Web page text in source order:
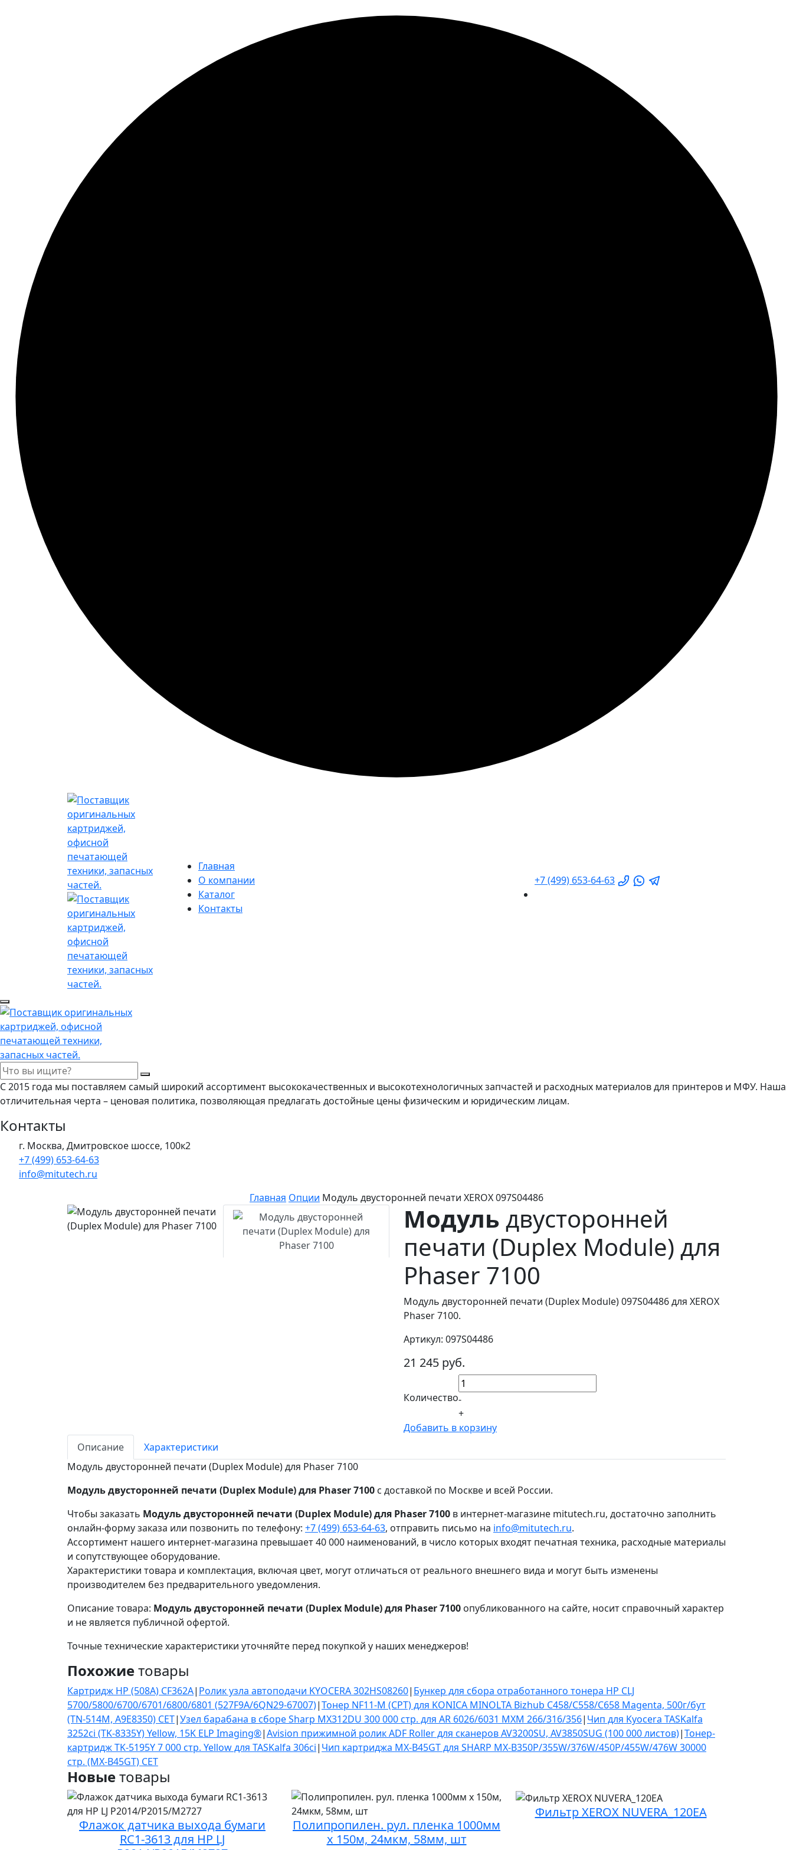
Главная
О компании
Каталог
Контакты
+7 (499) 653-64-63
С 2015 года мы поставляем самый широкий ассортимент высококачественных и высокотехнологичных запчастей и расходных материалов для принтеров и МФУ. Наша
отличительная черта – ценовая политика, позволяющая предлагать достойные цены физическим и юридическим лицам.
Контакты
г. Москва, Дмитровское шоссе, 100к2
+7 (499) 653-64-63
info@mitutech.ru
Главная Опции Модуль двусторонней печати XEROX 097S04486
Модуль двусторонней
печати (Duplex Module) для
Phaser 7100
Модуль двусторонней печати (Duplex Module) 097S04486 для XEROX
Phaser 7100.
Артикул: 097S04486
21 245 руб.
Количество-
+
Добавить в корзину
Описание
Характеристики
Модуль двусторонней печати (Duplex Module) для Phaser 7100
Модуль двусторонней печати (Duplex Module) для Phaser 7100 с доставкой по Москве и всей России.
Чтобы заказать Модуль двусторонней печати (Duplex Module) для Phaser 7100 в интернет-магазине mitutech.ru, достаточно заполнить
онлайн-форму заказа или позвонить по телефону: +7 (499) 653-64-63, отправить письмо на info@mitutech.ru.
Ассортимент нашего интернет-магазина превышает 40 000 наименований, в число которых входят печатная техника, расходные материалы
и сопутствующее оборудование.
Характеристики товара и комплектация, включая цвет, могут отличаться от реального внешнего вида и могут быть изменены
производителем без предварительного уведомления.
Описание товара: Модуль двусторонней печати (Duplex Module) для Phaser 7100 опубликованного на сайте, носит справочный характер
и не является публичной офертой.
Точные технические характеристики уточняйте перед покупкой у наших менеджеров!
Похожиетовары
Картридж HP (508A) CF362A| Ролик узла автоподачи KYOCERA 302HS08260| Бункер для сбора отработанного тонера HP CLJ
5700/5800/6700/6701/6800/6801 (527F9A/6QN29-67007)|Тонер NF11-M (CPT) для KONICA MINOLTA Bizhub C458/C558/C658 Magenta, 500г/бут
(TN-514M, A9E8350) CET|Узел барабана в сборе Sharp MX312DU 300 000 стр. для AR 6026/6031 MXM 266/316/356| Чип для Kyocera TASKalfa
3252ci (TK-8335Y) Yellow, 15K ELP Imaging®|Avision прижимной ролик ADF Roller для сканеров AV3200SU, AV3850SUG (100 000 листов)|Тонер-
картридж TK-5195Y 7 000 стр. Yellow для TASKalfa 306ci| Чип картриджа MX-B45GT для SHARP MX-B350P/355W/376W/450P/455W/476W 30000
стр. (MX-B45GT) CET
Новыетовары
Флажок датчика выхода бумаги
RC1-3613 для HP LJ
Полипропилен. рул. пленка 1000мм
х 150м, 24мкм, 58мм, шт
Фильтр XEROX NUVERA_120EA